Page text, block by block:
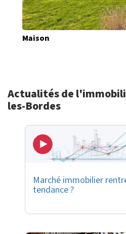
Maison
Actualités de
les-Bordes
Marché immobilier
tendance ?